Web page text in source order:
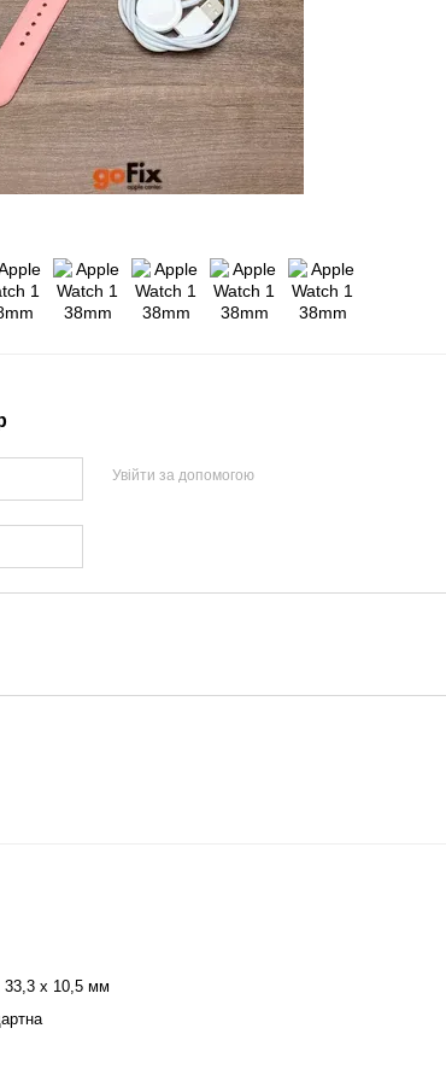
Увійти за допомогою
33,3 x 10,5 мм